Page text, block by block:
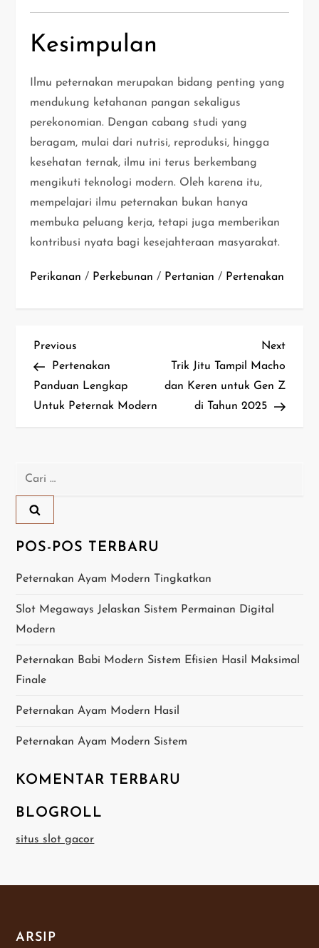
Kesimpulan
Ilmu peternakan merupakan bidang penting yang
mendukung ketahanan pangan sekaligus
perekonomian. Dengan cabang studi yang
beragam, mulai dari nutrisi, reproduksi, hingga
kesehatan ternak, ilmu ini terus berkembang
mengikuti teknologi modern. Oleh karena itu,
mempelajari ilmu peternakan bukan hanya
membuka peluang kerja, tetapi juga memberikan
kontribusi nyata bagi kesejahteraan masyarakat.
Perikanan / Perkebunan / Pertanian / Pertenakan
N
a
v
g
a
s
i
p
o
s
Previous
Post
Previous
Pertenakan
Panduan Lengkap
Untuk Peternak Modern
Next
Post
Next
Trik Jitu Tampil Macho
dan Keren untuk Gen Z
di Tahun 2025
Cari
POS-POS TERBARU
Peternakan Ayam Modern Tingkatkan
Slot Megaways Jelaskan Sistem Permainan Digital
Modern
Peternakan Babi Modern Sistem Efisien Hasil Maksimal
Finale
Peternakan Ayam Modern Hasil
Peternakan Ayam Modern Sistem
KOMENTAR TERBARU
BLOGROLL
situs slot gacor
ARSIP